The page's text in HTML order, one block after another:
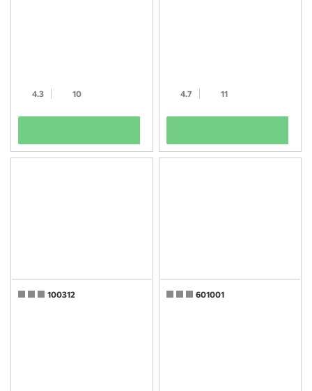
4.3 10 4.7 11
100312 601001